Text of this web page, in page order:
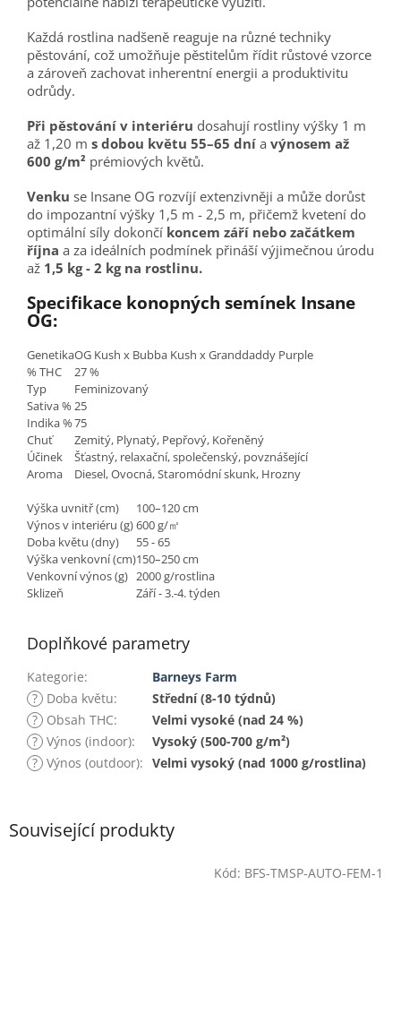
Související produkty
Kód: BFS-TMSP-AUTO-FEM-1
Každá rostlina nadšeně reaguje na různé techniky
pěstování, což umožňuje pěstitelům řídit růstové vzorce
a zároveň zachovat inherentní energii a produktivitu
odrůdy.
Při pěstování v interiéru dosahují rostliny výšky 1 m
až 1,20 m s dobou květu 55–65 dní a výnosem až
600 g/m² prémiových květů.
Venku se Insane OG rozvíjí extenzivněji a může dorůst
do impozantní výšky 1,5 m - 2,5 m, přičemž kvetení do
optimální síly dokončí koncem září nebo začátkem
října a za ideálních podmínek přináší výjimečnou úrodu
až 1,5 kg - 2 kg na rostlinu.
Specifikace konopných semínek Insane
OG:
GenetikaOG Kush x Bubba Kush x Granddaddy Purple
% THC
27 %
Typ
Feminizovaný
Sativa % 25
Indika %75
Chuť
Zemitý, Plynatý, Pepřový, Kořeněný
Účinek
Šťastný, relaxační, společenský, povznášející
Aroma
Diesel, Ovocná, Staromódní skunk, Hrozny
Výška uvnitř (cm)
100–120 cm
Výnos v interiéru (g)600 g/㎡
Doba květu (dny)
55 - 65
Výška venkovní (cm)150–250 cm
Venkovní výnos (g) 2000 g/rostlina
Sklizeň
Září - 3.-4. týden
Doplňkové parametry
Kategorie:
Barneys Farm
? Doba květu:
Střední (8-10 týdnů)
? Obsah THC:
Velmi vysoké (nad 24 %)
? Výnos (indoor):
Vysoký (500-700 g/m²)
? Výnos (outdoor): Velmi vysoký (nad 1000 g/rostlina)